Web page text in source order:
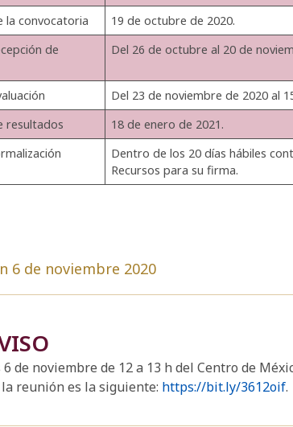
la convocatoria
19 de octubre de 2020.
de
Del 26 de octubre al 20 de
Del 23 de noviembre de 2020 al
resultados
18 de enero de 2021.
Dentro de los 20 días hábiles
Recursos para su firma.
6 de noviembre 2020
de noviembre de 12 a 13 h del Centro de
reunión es la siguiente: https://bit.ly/3612oif.